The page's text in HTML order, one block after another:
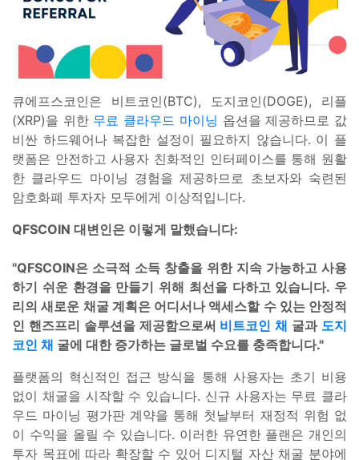
큐에프스코인은 비트코인(BTC), 도지코인(DOGE), 리플
(XRP)을 위한무료 클라우드 마이닝 옵션을 제공하므로 값
비싼 하드웨어나 복잡한 설정이 필요하지 않습니다. 이 플
랫폼은 안전하고 사용자 친화적인 인터페이스를 통해 원활
한 클라우드 마이닝 경험을 제공하므로 초보자와 숙련된
암호화폐 투자자 모두에게 이상적입니다.
QFSCOIN 대변인은 이렇게 말했습니다:
"QFSCOIN은 소극적 소득 창출을 위한 지속 가능하고 사용
하기 쉬운 환경을 만들기 위해 최선을 다하고 있습니다. 우
리의 새로운 채굴 계획은 어디서나 액세스할 수 있는 안정적
인 핸즈프리 솔루션을 제공함으로써 비트코인 채 굴과 도지
코인 채 굴에 대한 증가하는 글로벌 수요를 충족합니다."
플랫폼의 혁신적인 접근 방식을 통해 사용자는 초기 비용
없이 채굴을 시작할 수 있습니다. 신규 사용자는 무료 클라
우드 마이닝 평가판 계약을 통해 첫날부터 재정적 위험 없
이 수익을 올릴 수 있습니다. 이러한 유연한 플랜은 개인의
투자 목표에 따라 확장할 수 있어 디지털 자산 채굴 분야에